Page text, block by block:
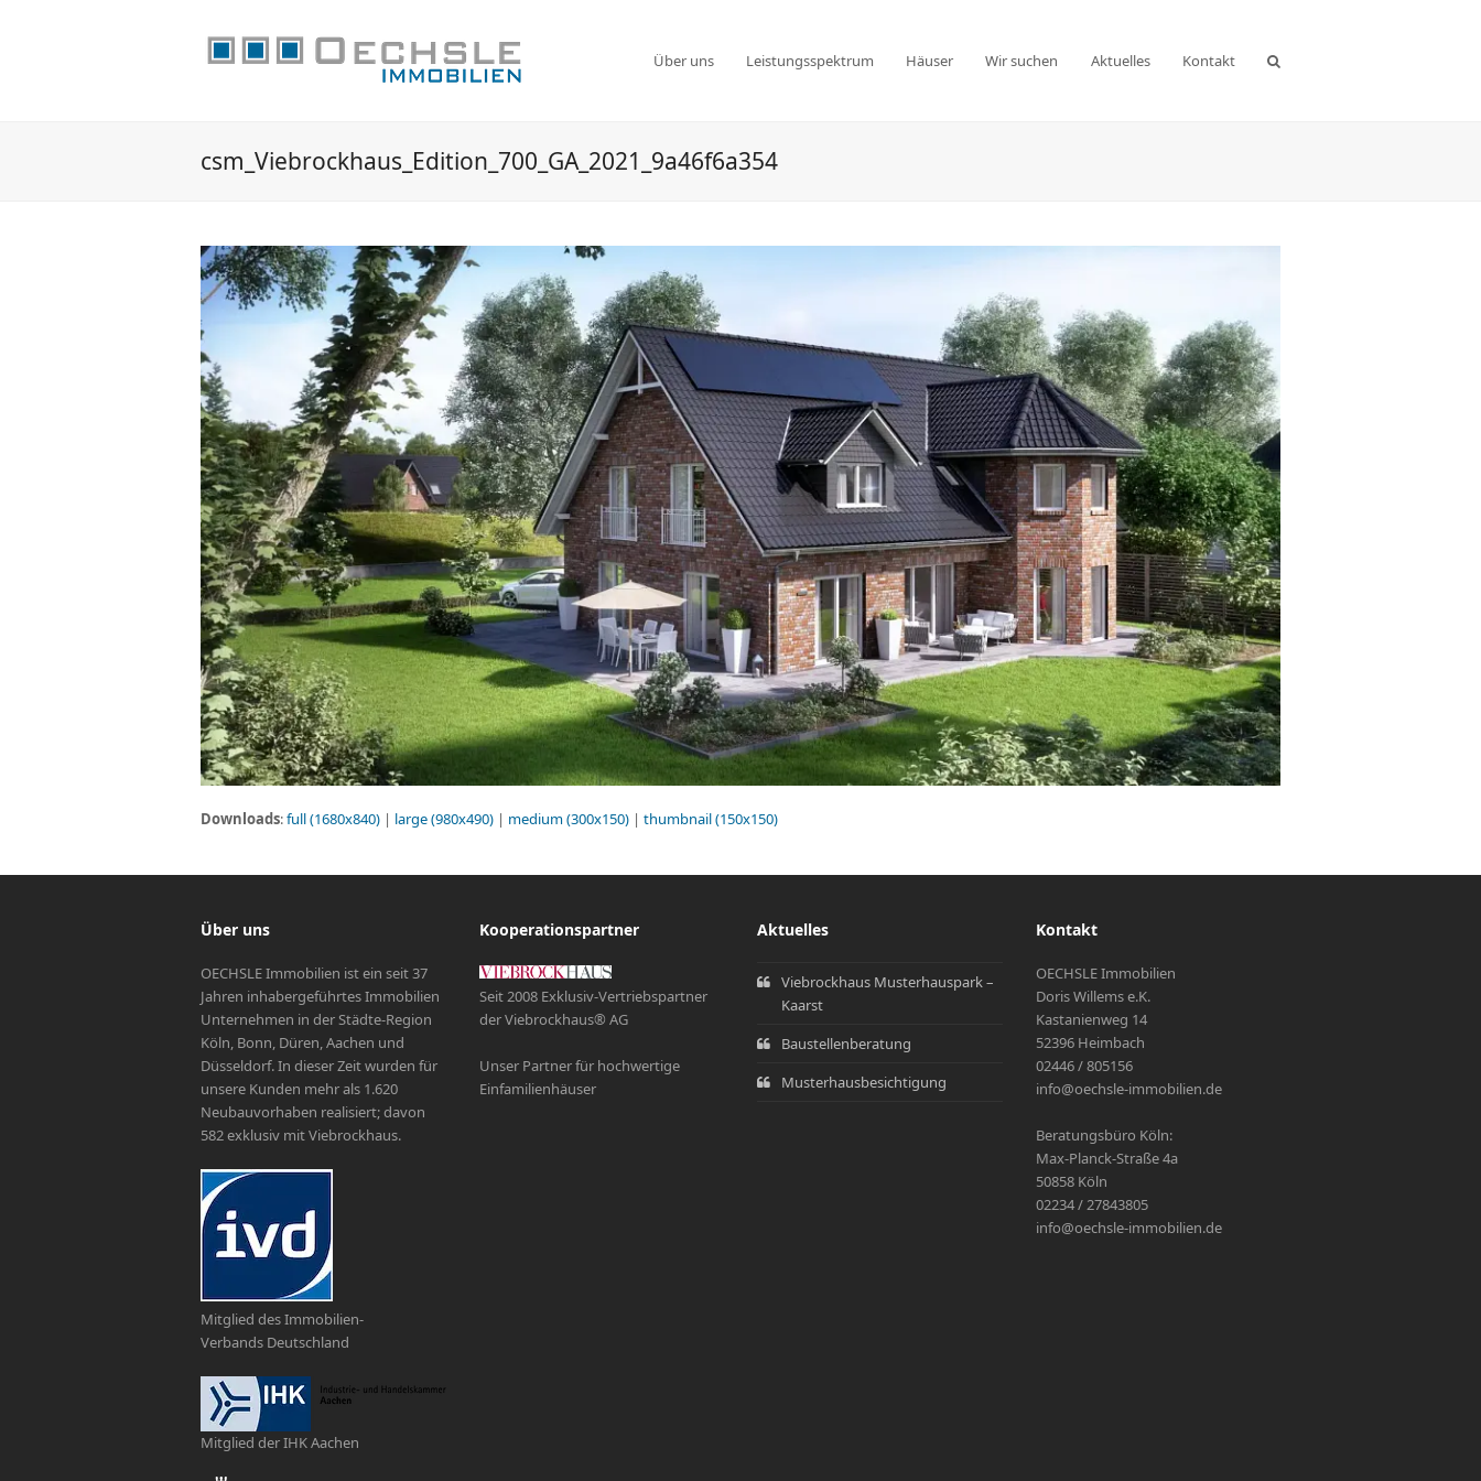
Über uns Leistungsspektrum Häuser Wir suchen Aktuelles Kontakt
csm_Viebrockhaus_Edition_700_GA_2021_9a46f6a354
Downloads:full (1680x840) | large (980x490) | medium (300x150) | thumbnail (150x150)
Über uns
OECHSLE Immobilien ist ein seit 37
Jahren inhabergeführtes Immobilien
Unternehmen in der Städte-Region
Köln, Bonn, Düren, Aachen und
Düsseldorf. In dieser Zeit wurden für
unsere Kunden mehr als 1.620
Neubauvorhaben realisiert; davon
582 exklusiv mit Viebrockhaus.
Mitglied des Immobilien-
Verbands Deutschland
Mitglied der IHK Aachen
Kooperationspartner
Seit 2008 Exklusiv-Vertriebspartner
der Viebrockhaus® AG
Unser Partner für hochwertige
Einfamilienhäuser
Aktuelles
Viebrockhaus Musterhauspark –
Kaarst
Baustellenberatung
Musterhausbesichtigung
Kontakt
OECHSLE Immobilien
Doris Willems e.K.
Kastanienweg 14
52396 Heimbach
02446 / 805156
info@oechsle-immobilien.de
Beratungsbüro Köln:
Max-Planck-Straße 4a
50858 Köln
02234 / 27843805
info@oechsle-immobilien.de